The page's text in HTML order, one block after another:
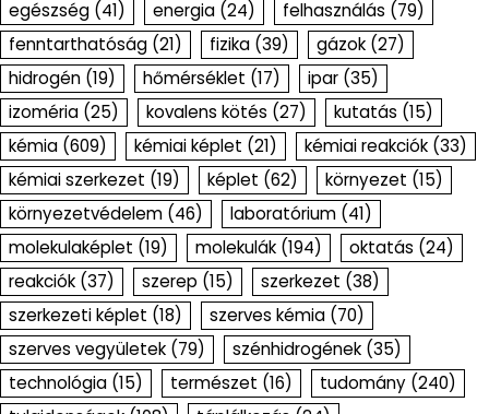
egészség (41) energia (24) felhasználás (79)
fenntarthatóság (21) fizika (39) gázok (27)
hidrogén (19) hőmérséklet (17) ipar (35)
izoméria (25) kovalens kötés (27) kutatás (15)
kémia (609) kémiai képlet (21) kémiai reakciók (33)
kémiai szerkezet (19) képlet (62) környezet (15)
környezetvédelem (46) laboratórium (41)
molekulaképlet (19) molekulák (194) oktatás (24)
reakciók (37) szerep (15) szerkezet (38)
szerkezeti képlet (18) szerves kémia (70)
szerves vegyületek (79) szénhidrogének (35)
technológia (15) természet (16) tudomány (240)